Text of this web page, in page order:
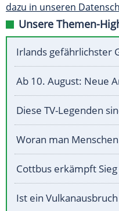
dazu in unseren
Unsere Themen-
Irlands gefährlichster
Ab 10. August: Neue
Diese TV-Legenden
Woran man
Cottbus erkämpft
Ist ein